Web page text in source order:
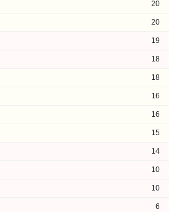
20
20
19
18
18
16
16
15
14
10
10
6